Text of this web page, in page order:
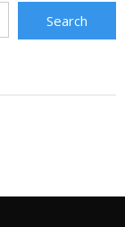
Search